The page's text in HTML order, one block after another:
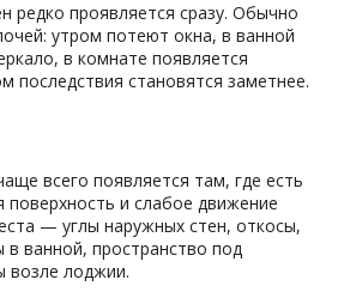
редко проявляется сразу. Обычно
утром потеют окна, в ванной
в комнате появляется
последствия становятся заметнее.
всего появляется там, где есть
поверхность и слабое движение
— углы наружных стен, откосы,
ванной, пространство под
возле лоджии.